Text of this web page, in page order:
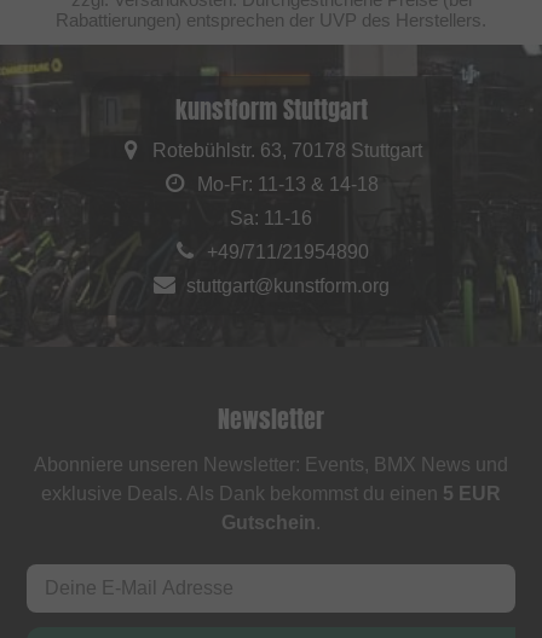
Rabattierungen) entsprechen der UVP des Herstellers.
kunstform Stuttgart
Rotebühlstr. 63, 70178 Stuttgart
Mo-Fr: 11-13 & 14-18
Sa: 11-16
+49/711/21954890
stuttgart@kunstform.org
Newsletter
Abonniere unseren Newsletter: Events, BMX News und
exklusive Deals. Als Dank bekommst du einen 5 EUR
Gutschein.